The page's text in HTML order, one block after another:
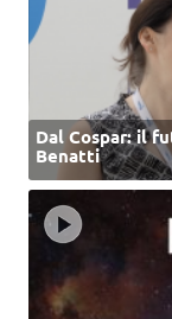
Dal Cospar: il
Benatti